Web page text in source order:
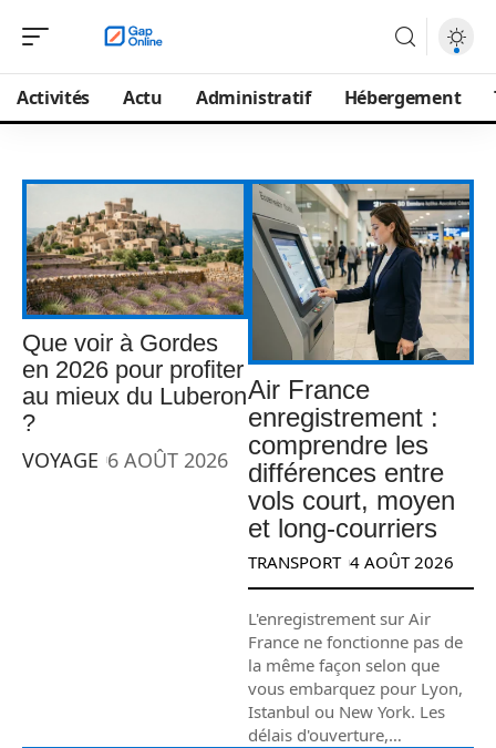
Activités Actu Administratif Hébergement
Que voir à Gordes
en 2026 pour profiter
au mieux du Luberon
?
VOYAGE 6 AOÛT 2026
Air France
enregistrement :
comprendre les
différences entre
vols court, moyen
et long-courriers
TRANSPORT 4 AOÛT 2026
L'enregistrement sur Air
France ne fonctionne pas de
la même façon selon que
vous embarquez pour Lyon,
Istanbul ou New York. Les
délais d'ouverture,…